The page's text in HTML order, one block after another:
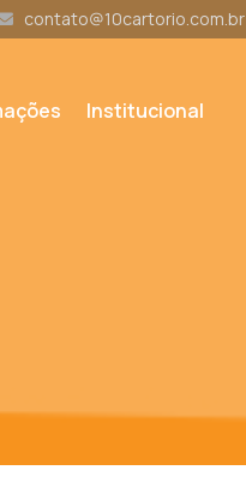
contato@10cartorio.com.br
Institucional